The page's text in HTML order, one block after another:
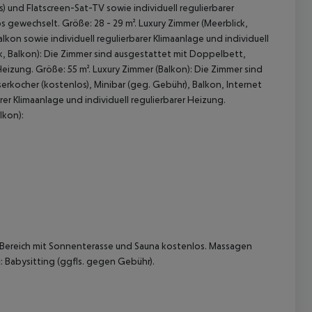
und Flatscreen-Sat-TV sowie individuell regulierbarer
Größe: 28 - 29 m². Luxury Zimmer (Meerblick,
sowie individuell regulierbarer Klimaanlage und individuell
Balkon): Die Zimmer sind ausgestattet mit Doppelbett,
Größe: 55 m². Luxury Zimmer (Balkon): Die Zimmer sind
(kostenlos), Minibar (geg. Gebühr), Balkon, Internet
Klimaanlage und individuell regulierbarer Heizung.
mit Sonnenterasse und Sauna kostenlos. Massagen
Babysitting (ggfls. gegen Gebühr).